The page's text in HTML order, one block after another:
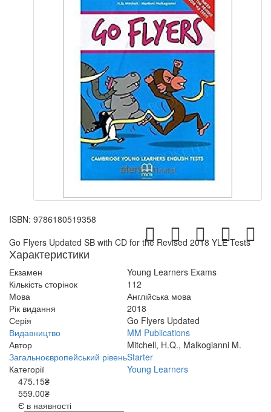
ISBN: 9786180519358
Go Flyers Updated SB with CD for the Revised 2018 YLE Tests
Характеристики
Екзамен
Young Learners Exams
Кількість сторінок
112
Мова
Англійська мова
Рік видання
2018
Серія
Go Flyers Updated
Видавництво
MM Publications
Автор
Mitchell, H.Q., Malkogianni M.
Загальноєвропейський рівеньStarter
Категорії
Young Learners
475.15₴
559.00₴
Є в наявності